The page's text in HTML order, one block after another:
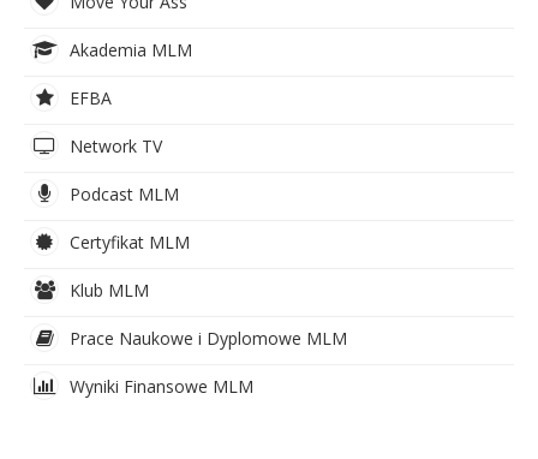
Akademia MLM
EFBA
Network TV
Podcast MLM
Certyfikat MLM
Klub MLM
Prace Naukowe i Dyplomowe MLM
Wyniki Finansowe MLM